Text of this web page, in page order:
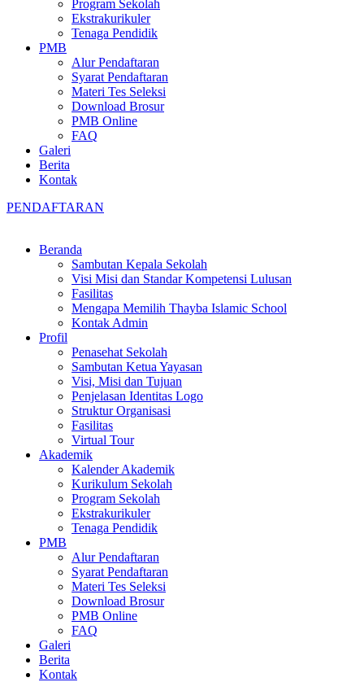
Program Sekolah
Ekstrakurikuler
Tenaga Pendidik
PMB
Alur Pendaftaran
Syarat Pendaftaran
Materi Tes Seleksi
Download Brosur
PMB Online
FAQ
Galeri
Berita
Kontak
PENDAFTARAN
Beranda
Sambutan Kepala Sekolah
Visi Misi dan Standar Kompetensi Lulusan
Fasilitas
Mengapa Memilih Thayba Islamic School
Kontak Admin
Profil
Penasehat Sekolah
Sambutan Ketua Yayasan
Visi, Misi dan Tujuan
Penjelasan Identitas Logo
Struktur Organisasi
Fasilitas
Virtual Tour
Akademik
Kalender Akademik
Kurikulum Sekolah
Program Sekolah
Ekstrakurikuler
Tenaga Pendidik
PMB
Alur Pendaftaran
Syarat Pendaftaran
Materi Tes Seleksi
Download Brosur
PMB Online
FAQ
Galeri
Berita
Kontak